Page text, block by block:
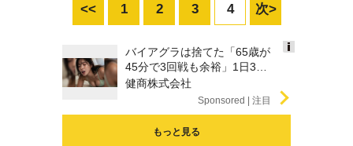
<< 1 2 3 4 次>
バイアグラは捨てた「65歳が
45分で3回戦も余裕」1日31
円で朝まで絶好調！
健商株式会社
Sponsored
もっと見る